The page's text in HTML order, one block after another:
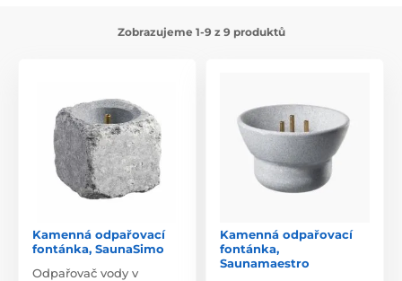
Zobrazujeme 1-9 z 9 produktů
Kamenná odpařovací
fontánka, SaunaSimo
Odpařovač vody v
Kamenná odpařovací
fontánka,
Saunamaestro